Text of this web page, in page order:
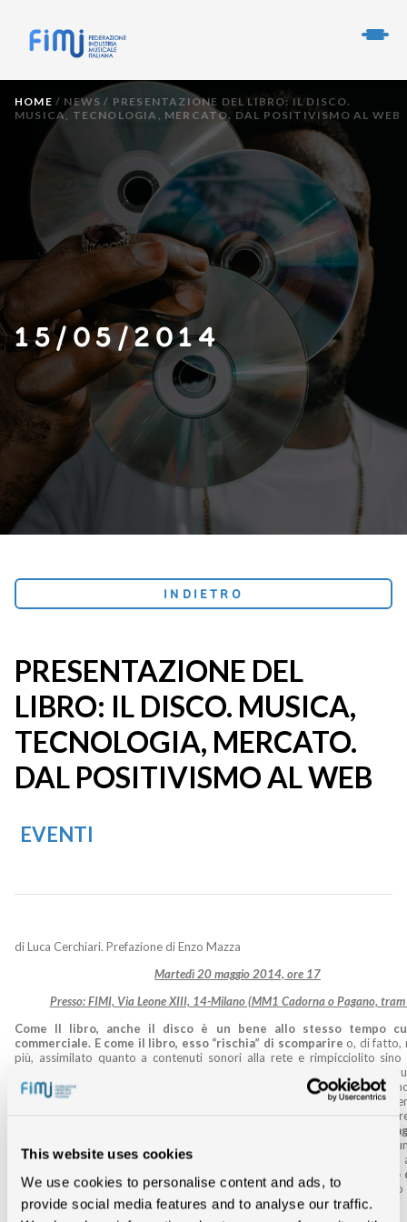
This website uses cookies
We use cookies to personalise content and ads, to
provide social media features and to analyse our traffic.
HOME / NEWS / PRESENTAZIONE DEL LIBRO: IL DISCO.
MUSICA, TECNOLOGIA, MERCATO. DAL POSITIVISMO AL WEB
15/05/2014
INDIETRO
PRESENTAZIONE DEL
LIBRO: IL DISCO. MUSICA,
TECNOLOGIA, MERCATO.
DAL POSITIVISMO AL WEB
EVENTI
di Luca Cerchiari. Prefazione di Enzo Mazza
Martedì 20 maggio 2014, ore 17
Presso: FIMI, Via Leone XIII, 14-Milano (MM1 Cadorna o Pagano,
Come Il libro, anche il disco è un bene allo stesso tempo
commerciale. E come il libro, esso “rischia” di scomparire o, di fatto,
più, assimilato quanto a contenuti sonori alla rete e rimpicciolito sino
invisibile in file digitali. C’è n’è abbastanza non tanto per celebrarne il
contrario per riflettere sulla sua lunga vicenda, che parte dai progetti
realizzazioni americane di epoca positivista per arrivare all’età
caratterizzata tra l’altro, come osserva Enzo Mazza nella sua brillante
. Così come l’ha definita il sociologo
con Nicholas Negroponte, uno dei maggiori teorici dell’età digitale. Ma
paradosso solo apparente,
dal ritorno al vinile
inteso come mercato
oltre che dell’usato, e che poggia sulla persistenza di quasi
giradischi (piatto-testina -puntina) ancora in funzione sul pianeta.